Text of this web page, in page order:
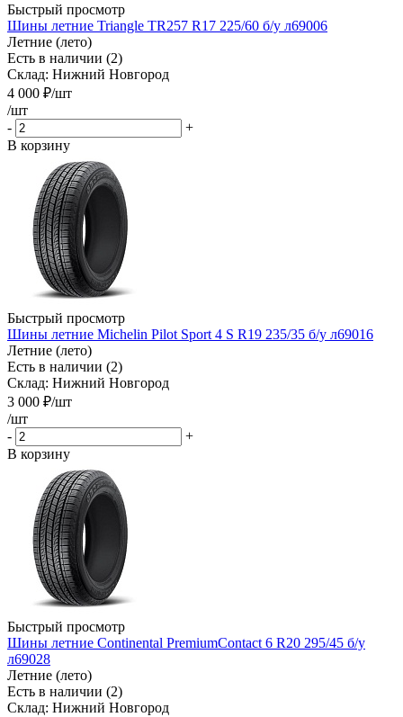
Быстрый просмотр
Шины летние Triangle TR257 R17 225/60 б/у л69006
Летние (лето)
Есть в наличии (2)
Склад: Нижний Новгород
4 000 ₽/шт
/шт
-
+
В корзину
Быстрый просмотр
Шины летние Michelin Pilot Sport 4 S R19 235/35 б/у л69016
Летние (лето)
Есть в наличии (2)
Склад: Нижний Новгород
3 000 ₽/шт
/шт
-
+
В корзину
Быстрый просмотр
Шины летние Continental PremiumContact 6 R20 295/45 б/у
л69028
Летние (лето)
Есть в наличии (2)
Склад: Нижний Новгород